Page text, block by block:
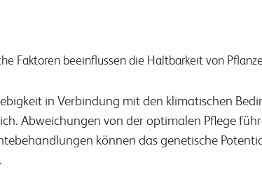
Faktoren beeinflussen die Haltbarkeit von
in Verbindung mit den klimatischen
Abweichungen von der optimalen Pflege
können das genetische